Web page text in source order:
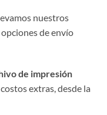
nuestros
de envío
de impresión
extras, desde la